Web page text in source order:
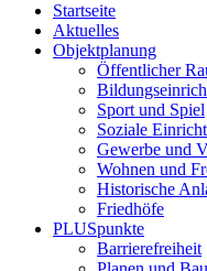
Startseite
Aktuelles
Objektplanung
Öffentlicher
Sport und Spiel
Soziale
Gewerbe und
Wohnen und
Historische
Friedhöfe
PLUSpunkte
Barrierefreiheit